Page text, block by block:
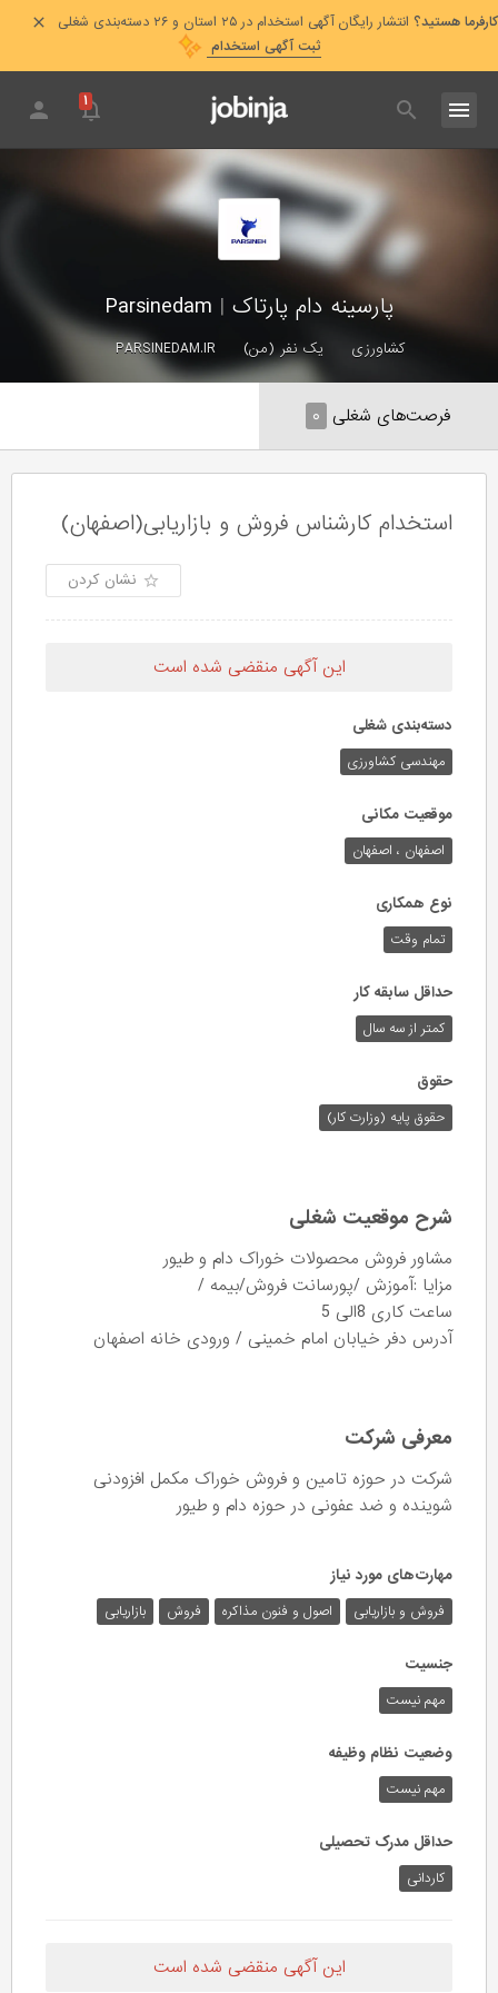
کارفرما هستید؟ انتشار رایگان آگهی استخدام در ۲۵ استان و ۲۶ دسته‌بندی شغلی
ثبت آگهی استخدام
۱
پارسینه دام پارتاک |
Parsinedam
کشاورزی یک نفر (من) PARSINEDAM.IR
فرصت‌های شغلی ۰
استخدام کارشناس فروش و بازاریابی(اصفهان)
نشان کردن
این آگهی منقضی شده است
دسته‌بندی شغلی
مهندسی کشاورزی
موقعیت مکانی
اصفهان ، اصفهان
نوع همکاری
تمام وقت
حداقل سابقه کار
کمتر از سه سال
حقوق
حقوق پایه (وزارت کار)
شرح موقعیت شغلی
مشاور فروش محصولات خوراک دام و طیور
مزایا :آموزش /پورسانت فروش/بیمه /
ساعت کاری 8الی 5
آدرس دفر خیابان امام خمینی / ورودی خانه اصفهان
معرفی شرکت
شرکت در حوزه تامین و فروش خوراک مکمل افزودنی
شوینده و ضد عفونی در حوزه دام و طیور
مهارت‌های مورد نیاز
فروش و بازاریابی اصول و فنون مذاکره فروش بازاریابی
جنسیت
مهم نیست
وضعیت نظام وظیفه
مهم‌ نیست
حداقل مدرک تحصیلی
کاردانی
این آگهی منقضی شده است